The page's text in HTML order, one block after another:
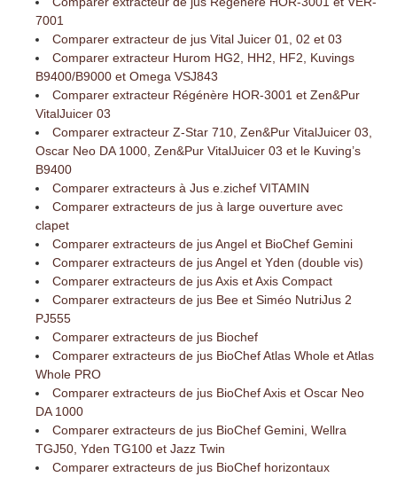
7001
Comparer extracteur de jus Vital Juicer 01, 02 et 03
Comparer extracteur Hurom HG2, HH2, HF2, Kuvings
B9400/B9000 et Omega VSJ843
Comparer extracteur Régénère HOR-3001 et Zen&Pur
VitalJuicer 03
Comparer extracteur Z-Star 710, Zen&Pur VitalJuicer 03,
Oscar Neo DA 1000, Zen&Pur VitalJuicer 03 et le Kuving’s
B9400
Comparer extracteurs à Jus e.zichef VITAMIN
Comparer extracteurs de jus à large ouverture avec
clapet
Comparer extracteurs de jus Angel et BioChef Gemini
Comparer extracteurs de jus Angel et Yden (double vis)
Comparer extracteurs de jus Axis et Axis Compact
Comparer extracteurs de jus Bee et Siméo NutriJus 2
PJ555
Comparer extracteurs de jus Biochef
Comparer extracteurs de jus BioChef Atlas Whole et Atlas
Whole PRO
Comparer extracteurs de jus BioChef Axis et Oscar Neo
DA 1000
Comparer extracteurs de jus BioChef Gemini, Wellra
TGJ50, Yden TG100 et Jazz Twin
Comparer extracteurs de jus BioChef horizontaux